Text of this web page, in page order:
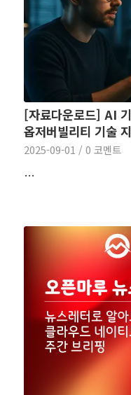
[자료다운로드] AI
옵저버빌리티 기술
2025-09-01 / 0 코멘트
…